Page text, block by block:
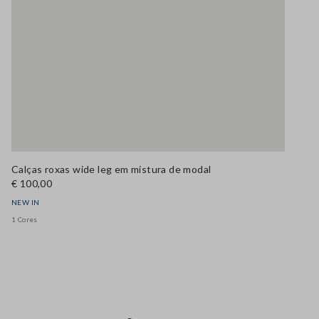
Calças roxas wide leg em mistura de modal
€ 100,00
NEW IN
1 Cores